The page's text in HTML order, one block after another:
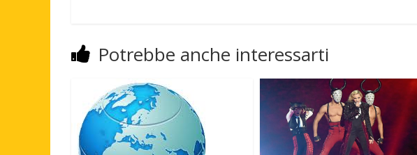
Potrebbe anche interessarti